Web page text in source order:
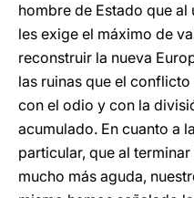
hombre de Estado que
les exige el máximo de
reconstruir la nueva
las ruinas que el
con el odio y con la
acumulado. En cuanto a
particular, que al
mucho más aguda,